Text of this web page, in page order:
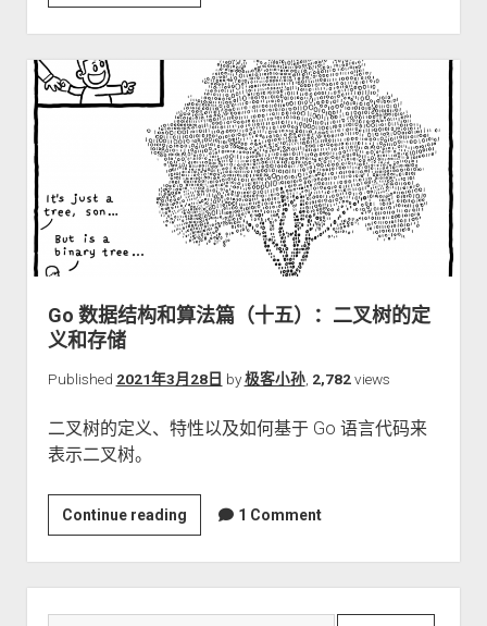
数
据
结
构
和
算
法
篇
（十
六）：
叉
树
遍
Go 数据结构和算法篇（十五）：二叉树的定
义和存储
Published 2021年3月28日 by极客小孙, 2,782views
二叉树的定义、特性以及如何基于 Go 语言代码来
表示二叉树。
Continue readingGo
数
据
结
构
1 Comment